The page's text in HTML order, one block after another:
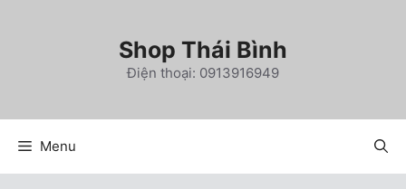
Shop Thái Bình
Điện thoại: 0913916949
Menu